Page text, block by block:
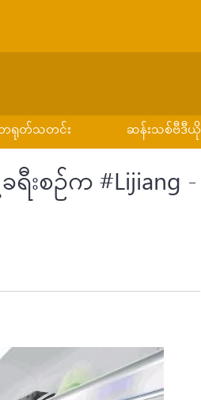
ရုတ်သတင်း ဆန်းသစ်ဗီဒီယို
ရီးစဉ်က #Lijiang -